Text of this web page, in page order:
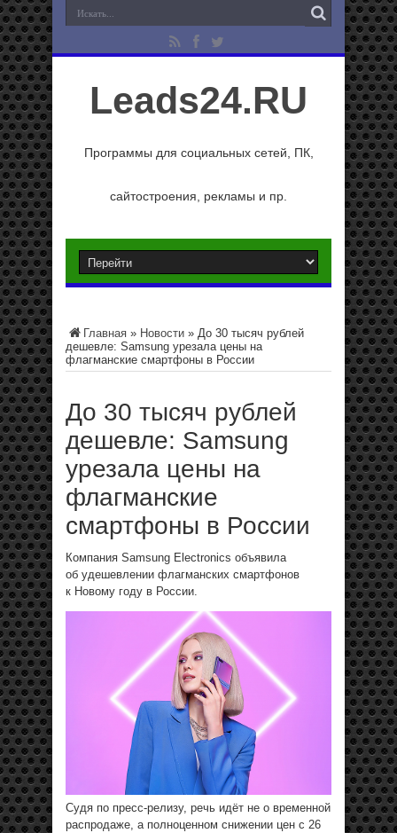
Leads24.RU
Программы для социальных сетей, ПК,
сайтостроения, рекламы и пр.
Главная » Новости » До 30 тысяч рублей
дешевле: Samsung урезала цены на
флагманские смартфоны в России
До 30 тысяч рублей
дешевле: Samsung
урезала цены на
флагманские
смартфоны в России
Компания Samsung Electronics объявила
об удешевлении флагманских смартфонов
к Новому году в России.
Судя по пресс-релизу, речь идёт не о временной
распродаже, а полноценном снижении цен с 26